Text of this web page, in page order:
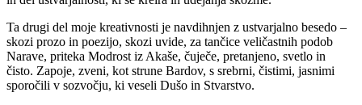
Ta drugi del moje kreativnosti je navdihnjen z ustvarjalno besedo –
skozi prozo in poezijo, skozi uvide, za tančice veličastnih podob
Narave, priteka Modrost iz Akaše, čuječe, pretanjeno, svetlo in
čisto. Zapoje, zveni, kot strune Bardov, s srebrni, čistimi, jasnimi
sporočili v sozvočju, ki veseli Dušo in Stvarstvo.